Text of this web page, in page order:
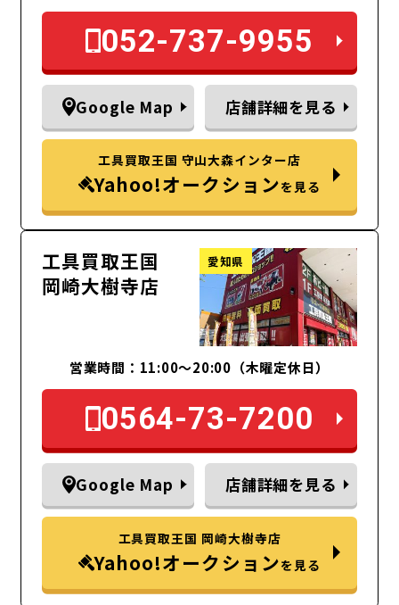
052-737-9955
Google Map 店舗詳細を見る
工具買取王国 守山大森インター店
Yahoo!オークションを見る
工具買取王国
岡崎大樹寺店
愛知県
営業時間：11:00～20:00（木曜定休日）
0564-73-7200
Google Map 店舗詳細を見る
工具買取王国 岡崎大樹寺店
Yahoo!オークションを見る